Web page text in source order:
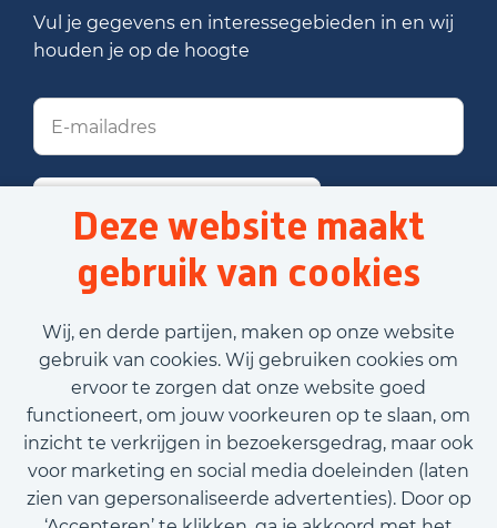
Deze website maakt
gebruik van cookies
Wij, en derde partijen, maken op onze website
gebruik van cookies. Wij gebruiken cookies om
ervoor te zorgen dat onze website goed
functioneert, om jouw voorkeuren op te slaan, om
inzicht te verkrijgen in bezoekersgedrag, maar ook
voor marketing en social media doeleinden (laten
zien van gepersonaliseerde advertenties). Door op
Achternaam
E-mailadres
Vul je gegevens en interessegebieden in en wij
houden je op de hoogte
Stel job alert in